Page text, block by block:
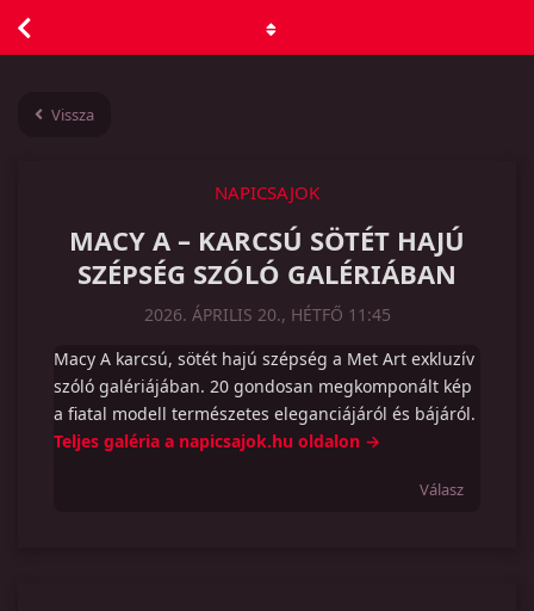
Vissza
NAPICSAJOK
MACY A – KARCSÚ SÖTÉT HAJÚ
SZÉPSÉG SZÓLÓ GALÉRIÁBAN
2026. ÁPRILIS 20., HÉTFŐ 11:45
Macy A karcsú, sötét hajú szépség a Met Art exkluzív
szóló galériájában. 20 gondosan megkomponált kép
a fiatal modell természetes eleganciájáról és bájáról.
Teljes galéria a napicsajok.hu oldalon →
Válasz